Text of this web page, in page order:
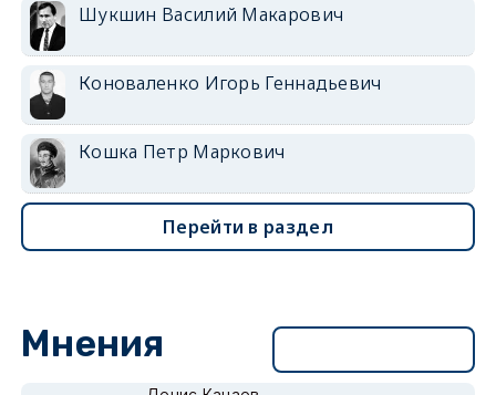
Шукшин Василий Макарович
Коноваленко Игорь Геннадьевич
Кошка Петр Маркович
Перейти в раздел
Мнения